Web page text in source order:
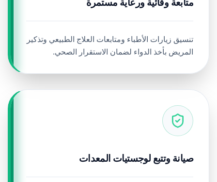
تنسيق زيارات الأطباء ومتابعات العلاج الطبيعي وتذكير
المريض بأخذ الدواء لضمان الاستقرار الصحي.
صيانة وتتبع لوجستيات المعدات